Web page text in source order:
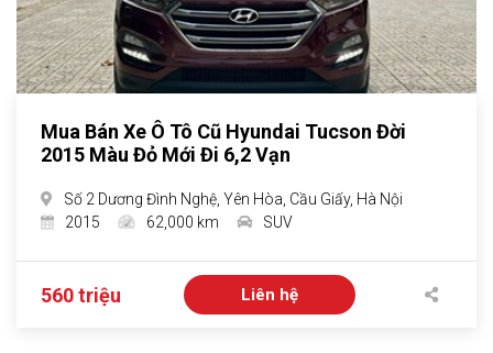
Mua Bán Xe Ô Tô Cũ Hyundai Tucson Đời
2015 Màu Đỏ Mới Đi 6,2 Vạn
Số 2 Dương Đình Nghệ, Yên Hòa, Cầu Giấy, Hà Nội
2015
62,000 km SUV
560 triệu Liên hệ